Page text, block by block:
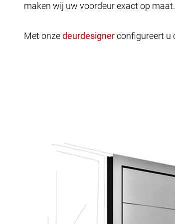
maken wij uw voordeur exact op
Met onze configureert u